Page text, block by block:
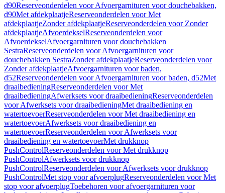
d90Reserveonderdelen voor Afvoergarnituren voor douchebakken,
d90Met afdekplaatjeReserveonderdelen voor Met
afdekplaatjeZonder afdekplaatjeReserveonderdelen voor Zonder
afdekplaatjeAfvoerdekselReserveonderdelen voor
AfvoerdekselAfvoergarnituren voor douchebakken
SestraReserveonderdelen voor Afvoergarnituren voor
douchebakken SestraZonder afdekplaatjeReserveonderdelen voor
Zonder afdekplaatjeAfvoergarnituren voor baden,
d52Reserveonderdelen voor Afvoergarnituren voor baden, d52Met
draaibedieningReserveonderdelen voor Met
draaibedieningAfwerksets voor draaibedieningReserveonderdelen
voor Afwerksets voor draaibedieningMet draaibediening en
watertoevoerReserveonderdelen voor Met draaibediening en
watertoevoerAfwerksets voor draaibediening en
watertoevoerReserveonderdelen voor Afwerksets voor
draaibediening en watertoevoerMet drukknop
PushControlReserveonderdelen voor Met drukknop
PushControlAfwerksets voor drukknop
PushControlReserveonderdelen voor Afwerksets voor drukknop
PushControlMet stop voor afvoerplugReserveonderdelen voor Met
stop voor afvoerplugToebehoren voor afvoergarnituren voor